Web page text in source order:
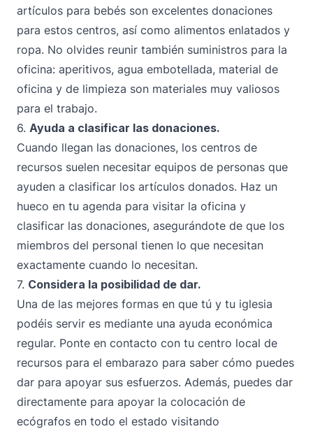
artículos para bebés son excelentes donaciones
para estos centros, así como alimentos enlatados y
ropa. No olvides reunir también suministros para la
oficina: aperitivos, agua embotellada, material de
oficina y de limpieza son materiales muy valiosos
para el trabajo.
6. Ayuda a clasificar las donaciones.
Cuando llegan las donaciones, los centros de
recursos suelen necesitar equipos de personas que
ayuden a clasificar los artículos donados. Haz un
hueco en tu agenda para visitar la oficina y
clasificar las donaciones, asegurándote de que los
miembros del personal tienen lo que necesitan
exactamente cuando lo necesitan.
7. Considera la posibilidad de dar.
Una de las mejores formas en que tú y tu iglesia
podéis servir es mediante una ayuda económica
regular. Ponte en contacto con tu centro local de
recursos para el embarazo para saber cómo puedes
dar para apoyar sus esfuerzos. Además, puedes dar
directamente para apoyar la colocación de
ecógrafos en todo el estado visitando